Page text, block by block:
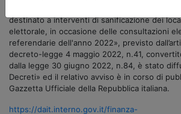
destinato a interventi di sanificazione dei
elettorale, in occasione delle consultazioni
referendarie dell'anno 2022», previsto
decreto-legge 4 maggio 2022, n.41,
dalla legge 30 giugno 2022, n.84, è stato
Decreti» ed il relativo avviso è in corso di
Gazzetta Ufficiale della Repubblica italiana.
https://dait.interno.gov.it/finanza-